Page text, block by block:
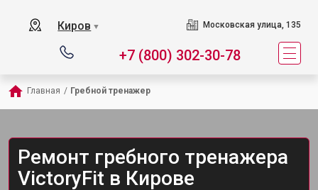
Киров ▼ Московская улица, 135
+7 (800) 302-30-78
Главная / Гребной тренажер
Ремонт гребного тренажера
VictoryFit в Кирове